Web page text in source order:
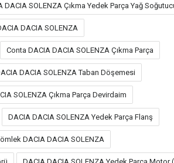
DACIA SOLENZA Çıkma Yedek Parça Yağ
DACIA SOLENZA
Conta DACIA DACIA SOLENZA Çıkma Parça
DACIA SOLENZA Taban Döşemesi
SOLENZA Çıkma Parça Devirdaim
DACIA DACIA SOLENZA Yedek Parça Flanş
DACIA DACIA SOLENZA